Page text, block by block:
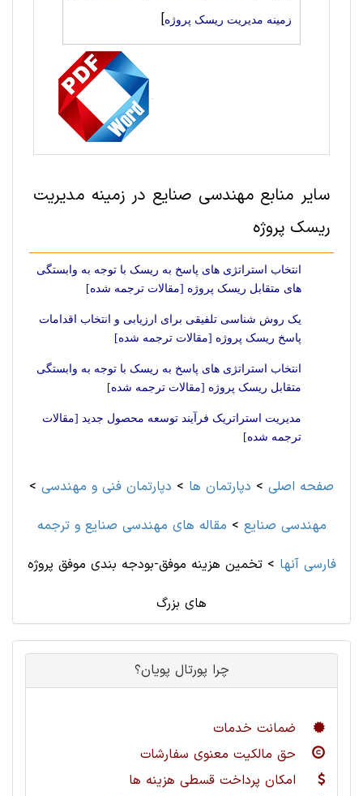
زمینه مدیریت ریسک پروژه]
سایر منابع مهندسی صنايع در زمینه مدیریت
ریسک پروژه
انتخاب استراتژی های پاسخ به ریسک با توجه به وابستگی
های متقابل ریسک پروژه [مقالات ترجمه شده]
یک روش شناسی تلفیقی برای ارزیابی و انتخاب اقدامات
پاسخ ریسک پروژه [مقالات ترجمه شده]
انتخاب استراتژی های پاسخ به ریسک با توجه به وابستگی
متقابل ریسک پروژه [مقالات ترجمه شده]
مدیریت استراتریک فرآیند توسعه محصول جدید [مقالات
ترجمه شده]
صفحه اصلی > دپارتمان ها > دپارتمان فنی و مهندسی >
مهندسی صنايع > مقاله های مهندسی صنايع و ترجمه
فارسی آنها >تخمین هزینه موفق-بودجه بندی موفق پروژه
های بزرگ
چرا پورتال پویان؟
ضمانت خدمات
حق مالکیت معنوی سفارشات
امکان پرداخت قسطی هزینه ها